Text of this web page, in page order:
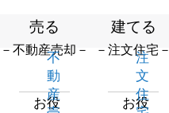
売る
－不動産売却－
不
動
産
お役
建てる
－注文住宅－
注
文
住
お役